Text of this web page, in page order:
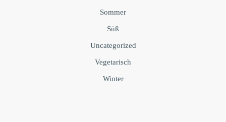
Sommer
Süß
Uncategorized
Vegetarisch
Winter